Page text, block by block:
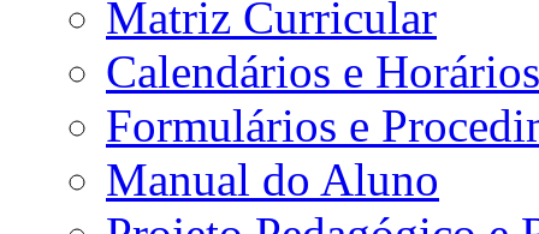
Matriz Curricular
Calendários e Horários
Formulários e
Manual do Aluno